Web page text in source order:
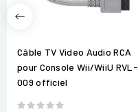
Câble TV Video Audio RCA
pour Console Wii/WiiU RVL-
009 officiel